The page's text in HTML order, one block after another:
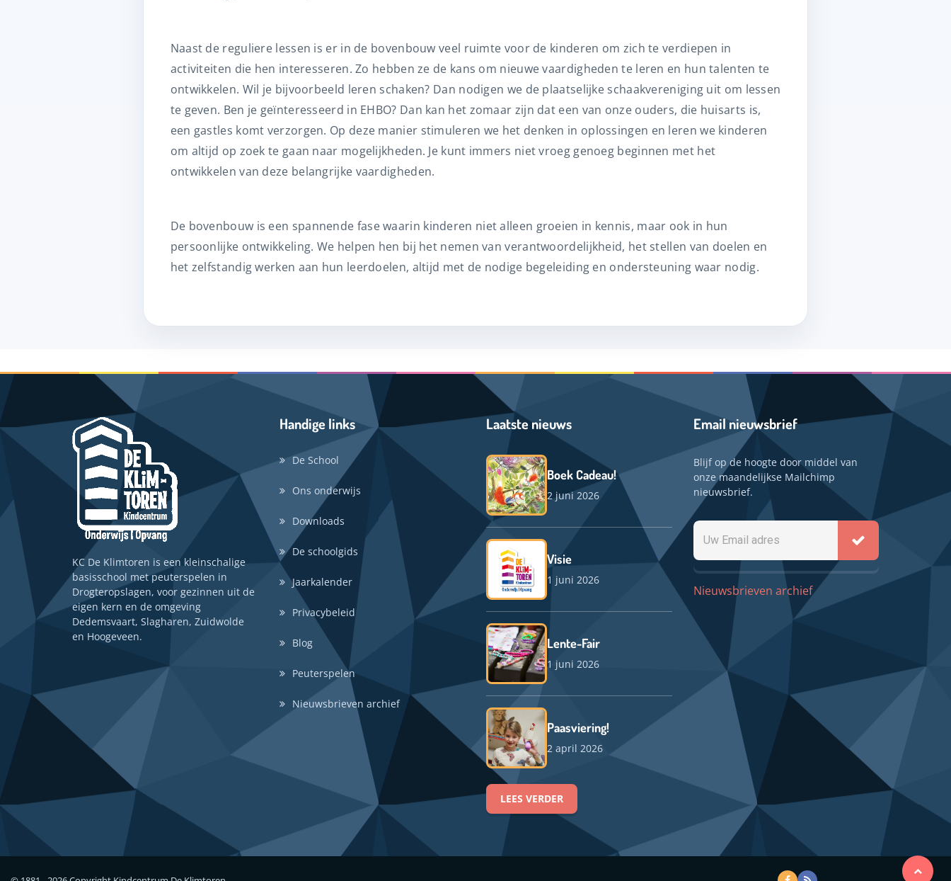
Naast de reguliere lessen is er in de bovenbouw veel ruimte voor de kinderen om zich te verdiepen in
activiteiten die hen interesseren. Zo hebben ze de kans om nieuwe vaardigheden te leren en hun talenten te
ontwikkelen. Wil je bijvoorbeeld leren schaken? Dan nodigen we de plaatselijke schaakvereniging uit om lessen
te geven. Ben je geïnteresseerd in EHBO? Dan kan het zomaar zijn dat een van onze ouders, die huisarts is,
een gastles komt verzorgen. Op deze manier stimuleren we het denken in oplossingen en leren we kinderen
om altijd op zoek te gaan naar mogelijkheden. Je kunt immers niet vroeg genoeg beginnen met het
ontwikkelen van deze belangrijke vaardigheden.
De bovenbouw is een spannende fase waarin kinderen niet alleen groeien in kennis, maar ook in hun
persoonlijke ontwikkeling. We helpen hen bij het nemen van verantwoordelijkheid, het stellen van doelen en
het zelfstandig werken aan hun leerdoelen, altijd met de nodige begeleiding en ondersteuning waar nodig.
KC De Klimtoren is een kleinschalige
basisschool met peuterspelen in
Drogteropslagen, voor gezinnen uit de
eigen kern en de omgeving
Dedemsvaart, Slagharen, Zuidwolde
en Hoogeveen.
Handige links
De School
Ons onderwijs
Downloads
De schoolgids
Jaarkalender
Privacybeleid
Blog
Peuterspelen
Nieuwsbrieven archief
Laatste nieuws
Boek Cadeau!
2 juni 2026
Visie
1 juni 2026
Lente-Fair
1 juni 2026
Paasviering!
2 april 2026
LEES VERDER
Email nieuwsbrief
Blijf op de hoogte door middel van
onze maandelijkse Mailchimp
nieuwsbrief.
Uw
Email
adres
Nieuwsbrieven archief